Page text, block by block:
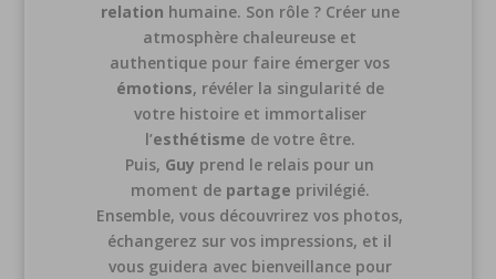
relation humaine. Son rôle ? Créer une
atmosphère chaleureuse et
authentique pour faire émerger vos
émotions, révéler la singularité de
votre histoire et immortaliser
l’esthétisme de votre être.
Puis, Guy prend le relais pour un
moment de partage privilégié.
Ensemble, vous découvrirez vos photos,
échangerez sur vos impressions, et il
vous guidera avec bienveillance pour